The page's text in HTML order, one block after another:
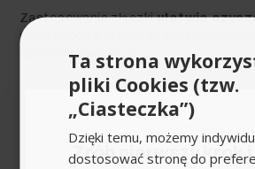
Zastosowanie złączkiułatwia
samochodów, przyczep
ogrodów zimowych.
Ta strona
pliki Cookies (tzw.
„Ciasteczka”)
Dzięki temu, możemy
dostosować stronę do
Zrób pierwszy krok i